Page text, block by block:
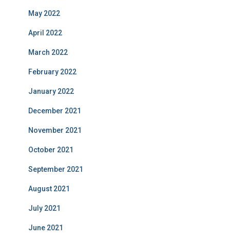
May 2022
April 2022
March 2022
February 2022
January 2022
December 2021
November 2021
October 2021
September 2021
August 2021
July 2021
June 2021